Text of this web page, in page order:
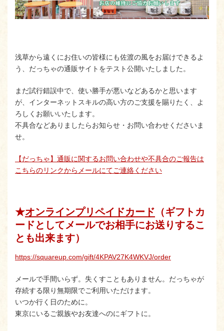
浅草から遠くにお住いの皆様にも佐渡の風をお届けできるよ
う、だっちゃの通販サイトをテスト公開いたしました。
まだ試行錯誤中で、使い勝手が悪いなどあるかと思います
が、インターネットスキルの高い方のご支援を賜りたく、よ
ろしくお願いいたします。
不具合などありましたらお知らせ・お問い合わせくださいま
せ。
【だっちゃ】通販に関するお問い合わせや不具合のご報告は
こちらのリンクからメールにてご連絡ください
★オンラインプリペイドカード （ギフトカ
ードとしてメールでお相手にお送りするこ
とも出来ます）
https://squareup.com/gift/4KPAV27K4WKVJ/order
メールで手間いらず。失くすこともありません。だっちゃが
存続する限り無期限でご利用いただけます。
いつか行く日のために。
東京にいるご親族やお友達へのにギフトに。